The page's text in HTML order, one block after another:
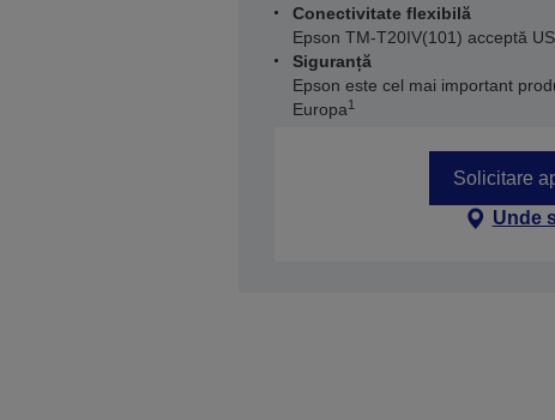
Conectivitate flexibilă
Epson TM-T20IV(101) acceptă
Siguranță
Epson este cel mai important
Europa1
Solicitare
Unde